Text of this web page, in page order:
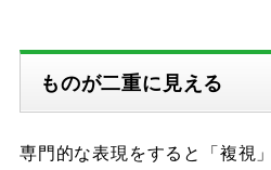
ものが二重に見える
専門的な表現をすると「複視